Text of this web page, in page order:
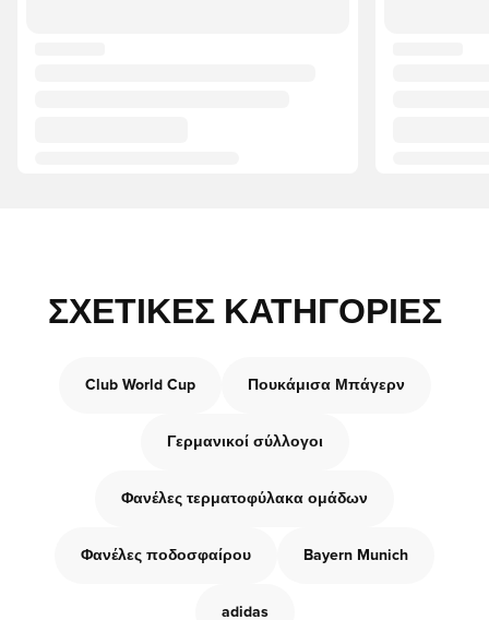
ΣΧΕΤΙΚΈΣ ΚΑΤΗΓΟΡΊΕΣ
Club World Cup Πουκάμισα Μπάγερν
Γερμανικοί σύλλογοι
Φανέλες τερματοφύλακα ομάδων
Φανέλες ποδοσφαίρου Bayern Munich
adidas